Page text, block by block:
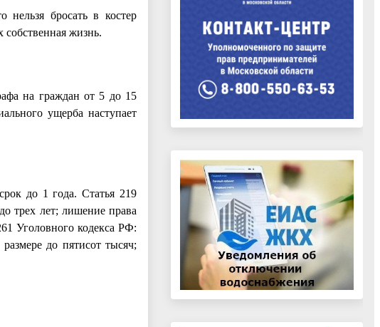
бросать в костер
жизнь.
на граждан от 5 до 15
ущерба наступает
до 1 года. Статья 219
трех лет; лишение права
Уголовного кодекса РФ:
до пятисот тысяч;